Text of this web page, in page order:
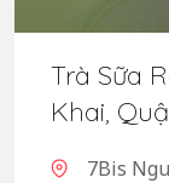
Trà Sữa
Khai,
7Bis